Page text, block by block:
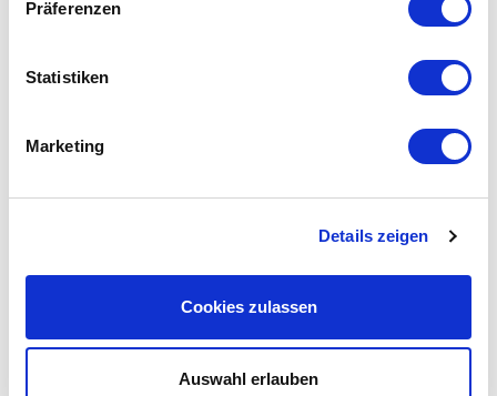
Präferenzen
Statistiken
Marketing
Details zeigen
Cookies zulassen
Auswahl erlauben
Über BNI
UnternehmerInnen, die sich mit Empfehlungen
gegenseitig Türen zu neuen Geschäftsmöglichkeiten
erleben Sie unsere bewährte Art zu Netzwerken.